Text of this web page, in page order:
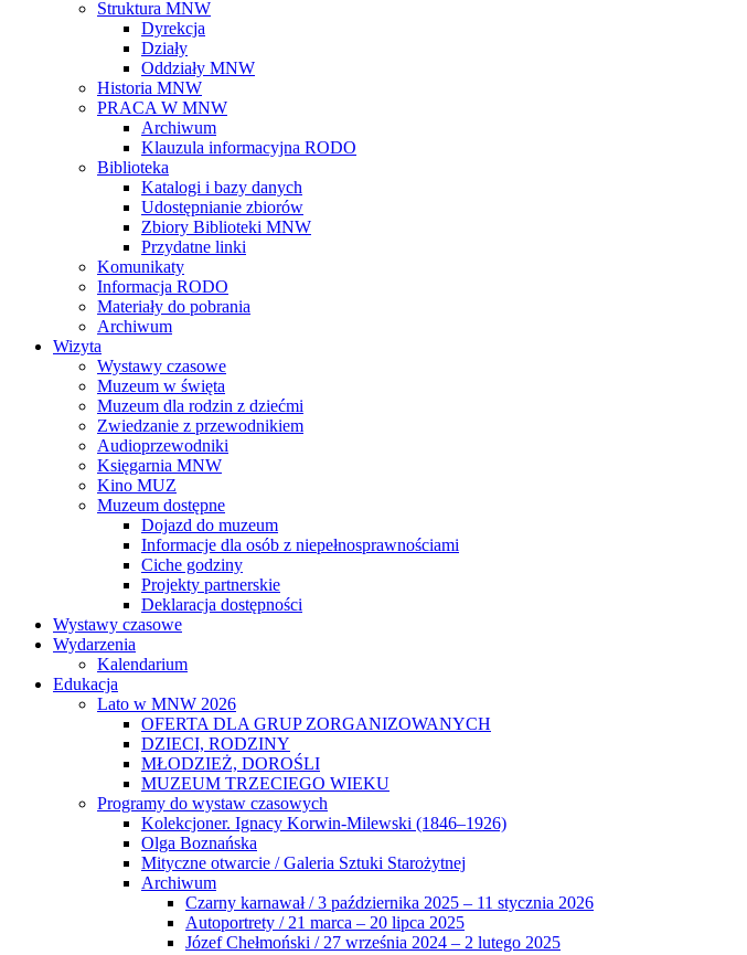
Struktura MNW
Dyrekcja
Działy
Oddziały MNW
Historia MNW
PRACA W MNW
Archiwum
Klauzula informacyjna RODO
Biblioteka
Katalogi i bazy danych
Udostępnianie zbiorów
Zbiory Biblioteki MNW
Przydatne linki
Komunikaty
Informacja RODO
Materiały do pobrania
Archiwum
Wizyta
Wystawy czasowe
Muzeum w święta
Muzeum dla rodzin z dziećmi
Zwiedzanie z przewodnikiem
Audioprzewodniki
Księgarnia MNW
Kino MUZ
Muzeum dostępne
Dojazd do muzeum
Informacje dla osób z niepełnosprawnościami
Ciche godziny
Projekty partnerskie
Deklaracja dostępności
Wystawy czasowe
Wydarzenia
Kalendarium
Edukacja
Lato w MNW 2026
OFERTA DLA GRUP ZORGANIZOWANYCH
DZIECI, RODZINY
MŁODZIEŻ, DOROŚLI
MUZEUM TRZECIEGO WIEKU
Programy do wystaw czasowych
Kolekcjoner. Ignacy Korwin-Milewski (1846–1926)
Olga Boznańska
Mityczne otwarcie / Galeria Sztuki Starożytnej
Archiwum
Czarny karnawał / 3 października 2025 – 11 stycznia 2026
Autoportrety / 21 marca – 20 lipca 2025
Józef Chełmoński / 27 września 2024 – 2 lutego 2025